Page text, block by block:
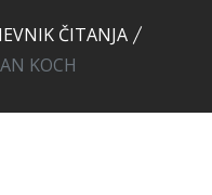
ČITANJA
KOCH